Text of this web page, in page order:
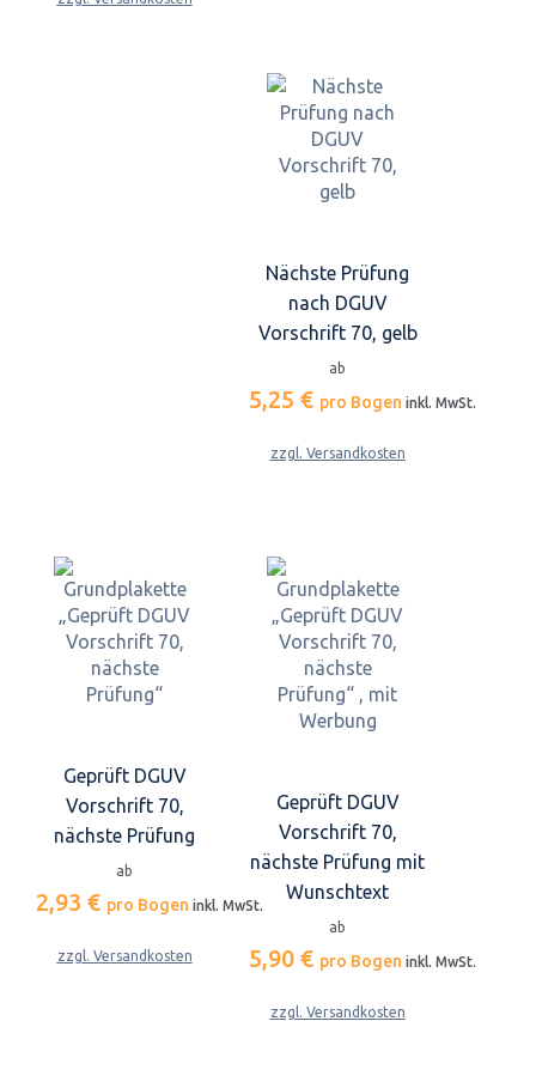
Nächste Prüfung
nach DGUV
Vorschrift 70, gelb
ab
5,25 € pro Bogen inkl. MwSt.
zzgl. Versandkosten
Geprüft DGUV
Vorschrift 70,
nächste Prüfung
ab
2,93 € pro Bogen inkl. MwSt.
zzgl. Versandkosten
Geprüft DGUV
Vorschrift 70,
nächste Prüfung mit
Wunschtext
ab
5,90 € pro Bogen inkl. MwSt.
zzgl. Versandkosten